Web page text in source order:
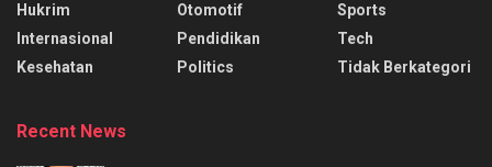
Hukrim
Internasional
Kesehatan
Otomotif
Pendidikan
Politics
Sports
Tech
Tidak Berkategori
Recent News